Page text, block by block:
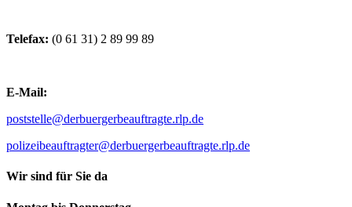
Telefax: (0 61 31) 2 89 99 89
E-Mail:
poststelle@derbuergerbeauftragte.rlp.de
polizeibeauftragter@derbuergerbeauftragte.rlp.de
Wir sind für Sie da